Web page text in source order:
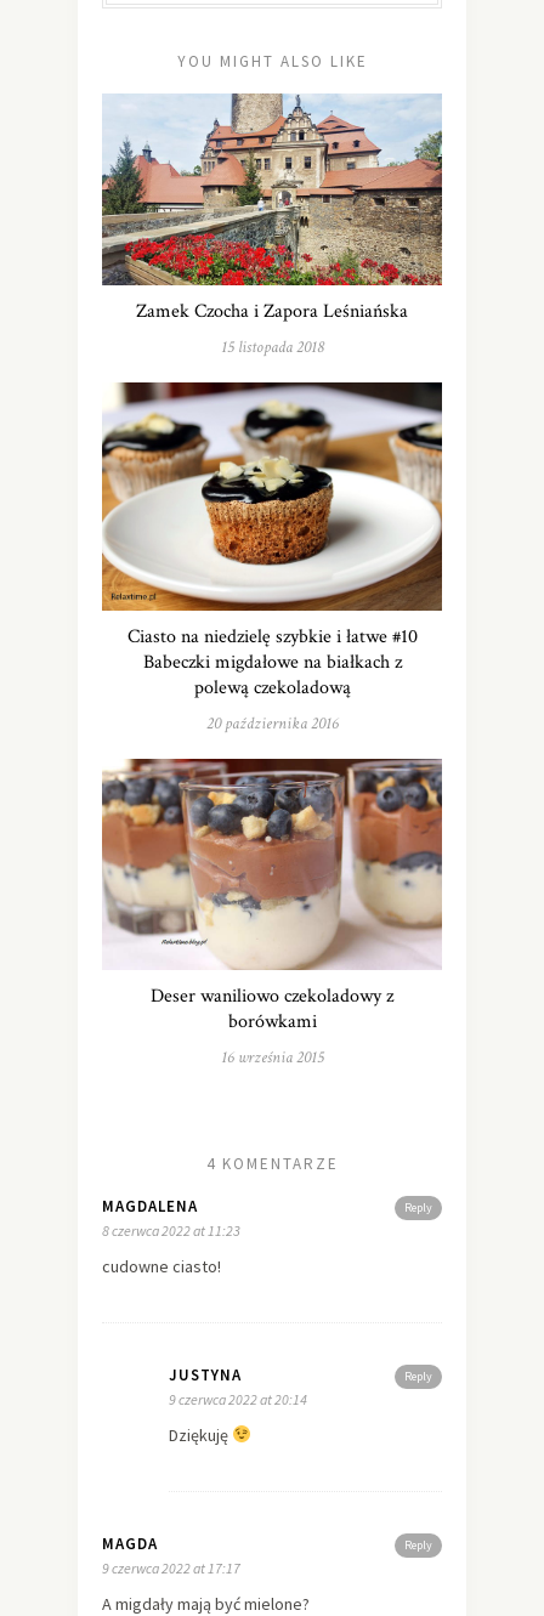
YOU MIGHT ALSO LIKE
Zamek Czocha i Zapora Leśniańska
15 listopada 2018
Ciasto na niedzielę szybkie i łatwe #10
Babeczki migdałowe na białkach z
polewą czekoladową
20 października 2016
Deser waniliowo czekoladowy z
borówkami
16 września 2015
4 KOMENTARZE
Reply
MAGDALENA
8 czerwca 2022 at 11:23
cudowne ciasto!
Reply
JUSTYNA
9 czerwca 2022 at 20:14
Dziękuję
Reply
MAGDA
9 czerwca 2022 at 17:17
A migdały mają być mielone?